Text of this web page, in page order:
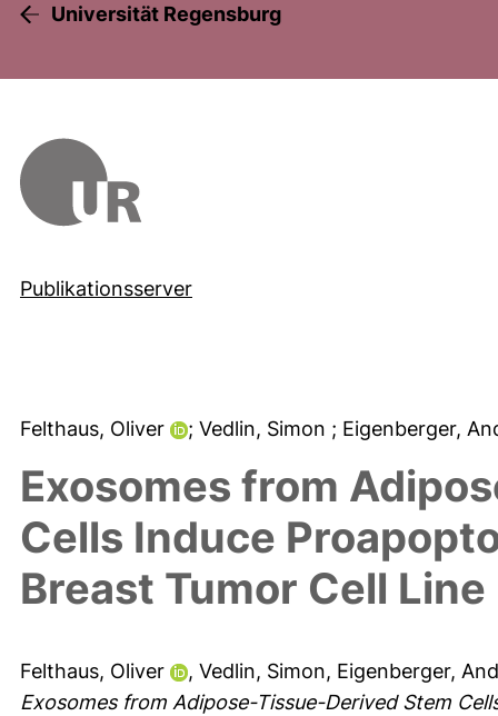
Universität Regensburg
Publikationsserver
Felthaus, Oliver ; Vedlin, Simon ; Eigenberger,
Exosomes from
Cells Induce
Breast Tumor Cell Line
Felthaus, Oliver , Vedlin, Simon, Eigenberger,
Exosomes from Adipose-Tissue-Derived Stem